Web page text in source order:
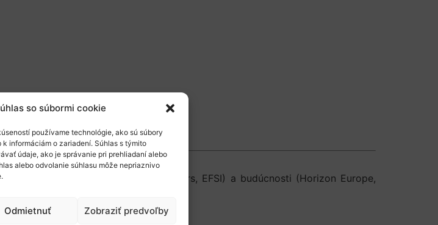
so súbormi cookie
používame technológie, ako sú súbory
informáciám o zariadení. Súhlas s týmito
údaje, ako je správanie pri prehliadaní alebo
alebo odvolanie súhlasu môže nepriaznivo
Odmietnuť Zobraziť predvoľby
(InnovFin, Horizont 2020, Eurostars, EFSI) a budúcnosti (Horizon Europe,
pitching.